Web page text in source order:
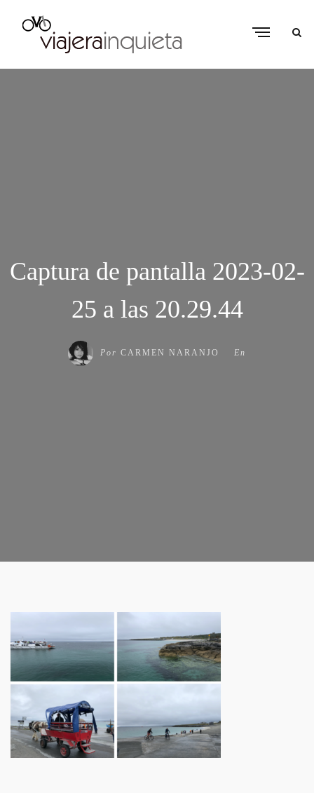
Captura de pantalla 2023-02-
25 a las 20.29.44
Por CARMEN NARANJO En